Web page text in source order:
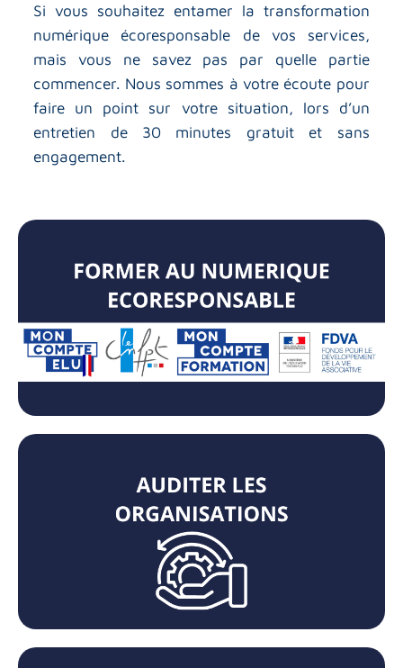
Si vous souhaitez entamer la transformation
numérique écoresponsable de vos services,
mais vous ne savez pas par quelle partie
commencer. Nous sommes à votre écoute pour
faire un point sur votre situation, lors d’un
entretien de 30 minutes gratuit et sans
engagement.